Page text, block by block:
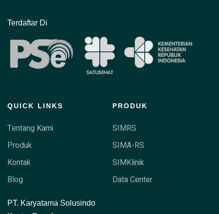
Terdaftar Di
QUICK LINKS
Tentang Kami
Produk
Kontak
Blog
PRODUK
SIMRS
SIMA-RS
SIMKlinik
Data Center
PT. Karyatama Solusindo